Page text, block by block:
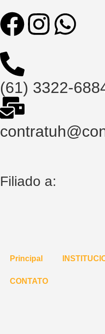
(61) 3322-
Filiado a:
Principal
CONTATO